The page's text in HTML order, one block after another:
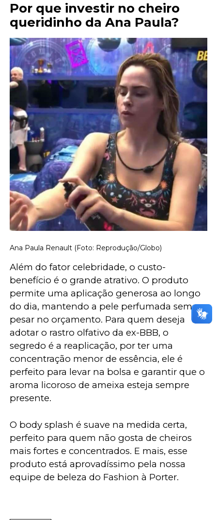
Por que investir no cheiro
queridinho da Ana Paula?
Ana Paula Renault (Foto: Reprodução/Globo)
Além do fator celebridade, o custo-
benefício é o grande atrativo. O produto
permite uma aplicação generosa ao longo
do dia, mantendo a pele perfumada sem
pesar no orçamento. Para quem deseja
adotar o rastro olfativo da ex-BBB, o
segredo é a reaplicação, por ter uma
concentração menor de essência, ele é
perfeito para levar na bolsa e garantir que o
aroma licoroso de ameixa esteja sempre
presente.
O body splash é suave na medida certa,
perfeito para quem não gosta de cheiros
mais fortes e concentrados. E mais, esse
produto está aprovadíssimo pela nossa
equipe de beleza do Fashion à Porter.